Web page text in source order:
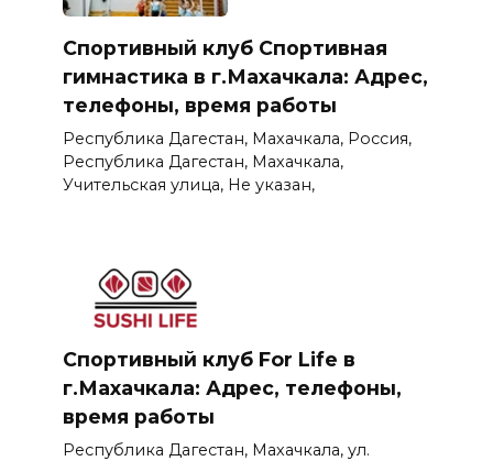
Спортивный клуб Спортивная
гимнастика в г.Махачкала: Адрес,
телефоны, время работы
Республика Дагестан, Махачкала, Россия,
Республика Дагестан, Махачкала,
Учительская улица, Не указан,
Спортивный клуб For Life в
г.Махачкала: Адрес, телефоны,
время работы
Республика Дагестан, Махачкала, ул.